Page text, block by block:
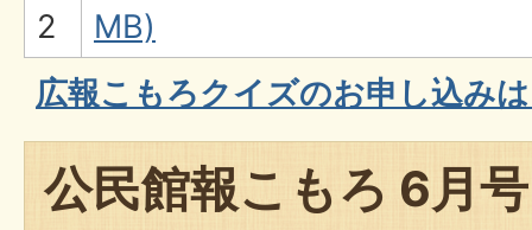
2
MB)
広報こもろクイズのお申し込み
公民館報こもろ 6月号